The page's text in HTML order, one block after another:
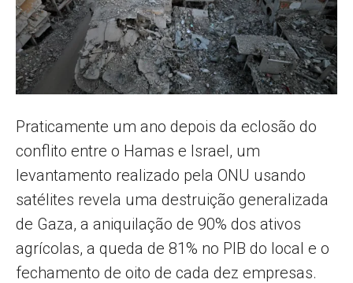
AL
Praticamente um ano depois da eclosão do
conflito entre o Hamas e Israel, um
levantamento realizado pela ONU usando
satélites revela uma destruição generalizada
de Gaza, a aniquilação de 90% dos ativos
agrícolas, a queda de 81% no PIB do local e o
fechamento de oito de cada dez empresas.